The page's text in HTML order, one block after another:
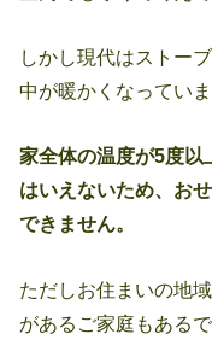
しかし現代はストー
中が暖かくなっていま
家全体の温度が5度以
はいえないため、お
できません。
ただしお住まいの地
があるご家庭もあるで